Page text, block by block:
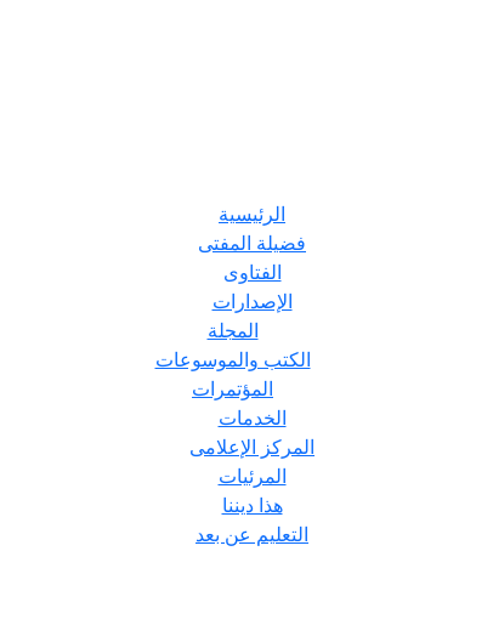
الرئيسية
فضيلة المفتى
الفتاوى
الإصدارات
المجلة
الكتب والموسوعات
المؤتمرات
الخدمات
المركز الإعلامى
المرئيات
هذا ديننا
التعليم عن بعد